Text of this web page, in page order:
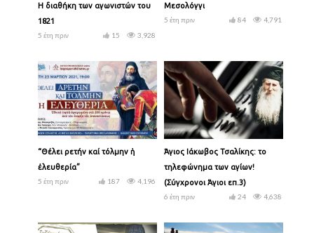
Η διαθήκη των αγωνιστών του
1821
5 έτη πριν
3,928
15
Μεσολόγγι
5 έτη πριν
4,791
84
“Θέλει ἀρετήν καί τόλμην ἡ
ἐλευθερία”
5 έτη πριν
4,196
187
Άγιος Ιάκωβος Τσαλίκης: το
τηλεφώνημα των αγίων!
(Σύγχρονοι Άγιοι επ.3)
6 έτη πριν
4,638
24